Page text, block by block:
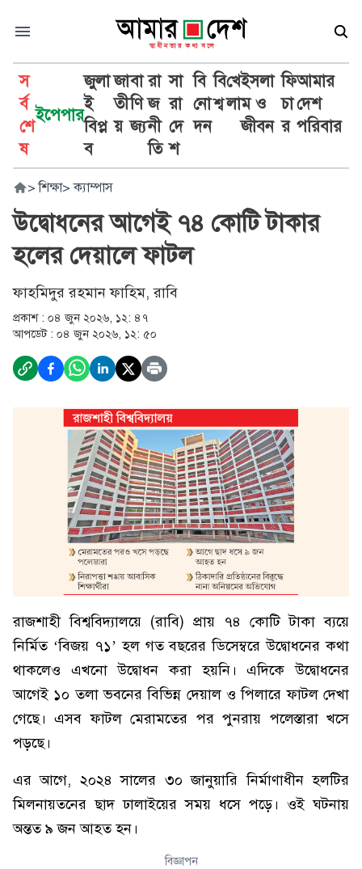
স
র্ব
শে
ষ
ইপেপার
জুলা
ই
বিপ্ল
ব
জা
তী
য়
বা
ণি
জ্য
রা
জ
নী
তি
সা
রা
দে
শ
বি
নো
দন
বি
শ্ব
খে
লা
ইসলা
ম ও
জীবন
ফি
চা
র
আমার
দেশ
পরিবার
> শিক্ষা> ক্যাম্পাস
উদ্বোধনের আগেই ৭৪ কোটি টাকার
হলের দেয়ালে ফাটল
ফাহমিদুর রহমান ফাহিম, রাবি
প্রকাশ : ০৪ জুন ২০২৬, ১২: ৪৭
আপডেট : ০৪ জুন ২০২৬, ১২: ৫০
রাজশাহী বিশ্ববিদ্যালয়ে (রাবি) প্রায় ৭৪ কোটি টাকা ব্যয়ে
নির্মিত ‘বিজয় ৭১’ হল গত বছরের ডিসেম্বরে উদ্বোধনের কথা
থাকলেও এখনো উদ্বোধন করা হয়নি। এদিকে উদ্বোধনের
আগেই ১০ তলা ভবনের বিভিন্ন দেয়াল ও পিলারে ফাটল দেখা
গেছে। এসব ফাটল মেরামতের পর পুনরায় পলেস্তারা খসে
পড়ছে।
এর আগে, ২০২৪ সালের ৩০ জানুয়ারি নির্মাণাধীন হলটির
মিলনায়তনের ছাদ ঢালাইয়ের সময় ধসে পড়ে। ওই ঘটনায়
অন্তত ৯ জন আহত হন।
বিজ্ঞাপন